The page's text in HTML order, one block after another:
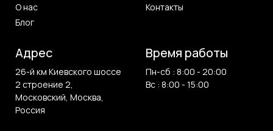
О нас
Контакты
Блог
Адрес
26-й км Киевского шоссе
2 строение 2,
Московский, Москва,
Россия
Время работы
Пн-сб : 8:00 - 20:00
Вс : 8:00 - 15:00